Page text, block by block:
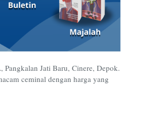
Jati Baru, Cinere, Depok.
ceminal dengan harga yang